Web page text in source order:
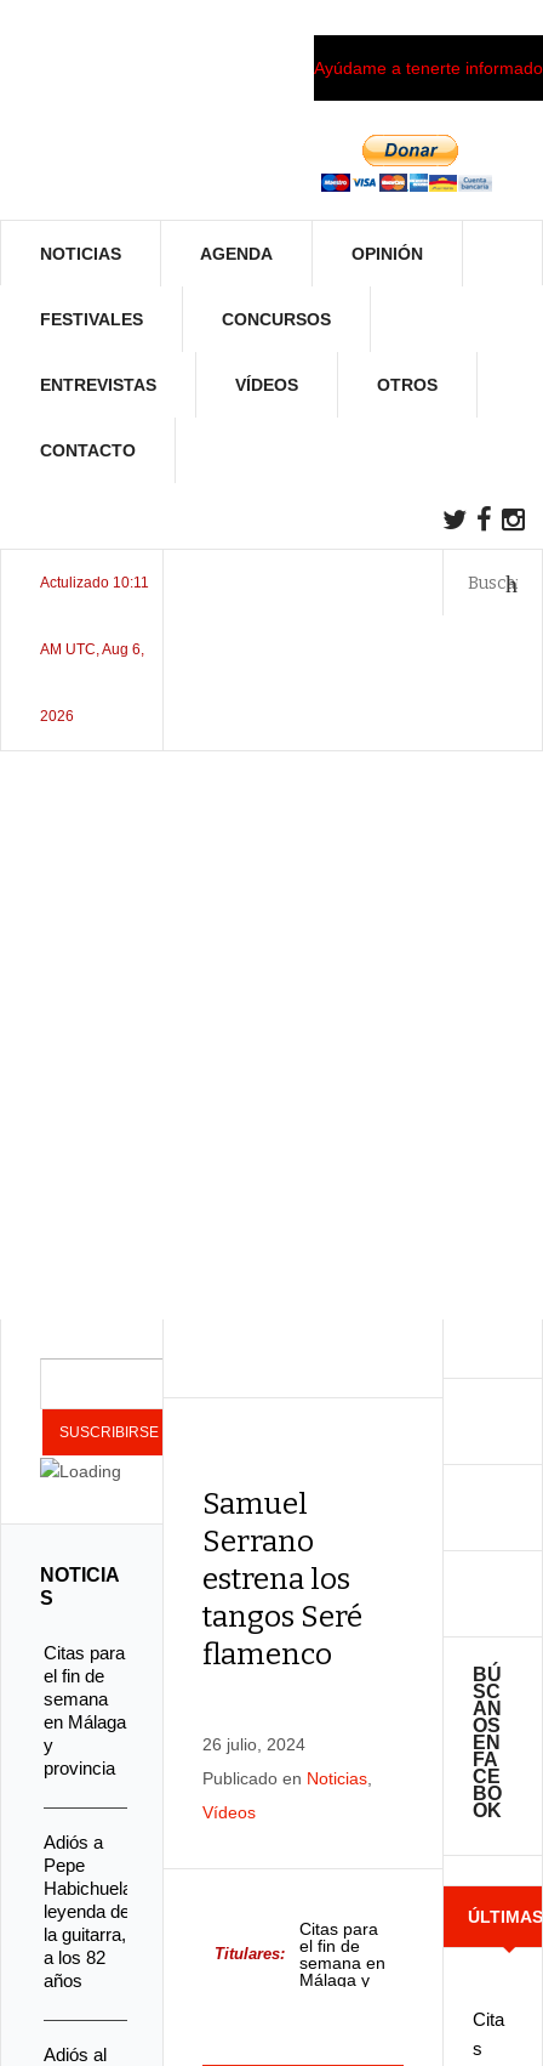
Ayúdame a tenerte informado
NOTICIAS AGENDA OPINIÓN
FESTIVALES CONCURSOS
ENTREVISTAS VÍDEOS OTROS
CONTACTO
Actulizado 10:11
AM UTC, Aug 6,
2026
Samuel
Serrano
estrena los
tangos Seré
flamenco
26 julio, 2024
Publicado en Noticias
Vídeos
Titulares:
Citas para
el fin de
semana en
Málaga y
BÚ
SC
AN
OS
EN
FA
CE
BO
OK
ÚLTIMAS
Cita
s
NOTICIA
S
Citas para
el fin de
semana
en Málaga
y
provincia
Adiós a
Pepe
Habichuela,
leyenda de
la guitarra,
a los 82
años
Adiós al